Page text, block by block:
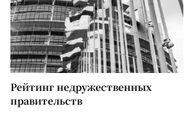
Рейтинг недружественных
правительств